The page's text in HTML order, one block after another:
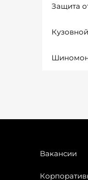
Защита
Вакансии